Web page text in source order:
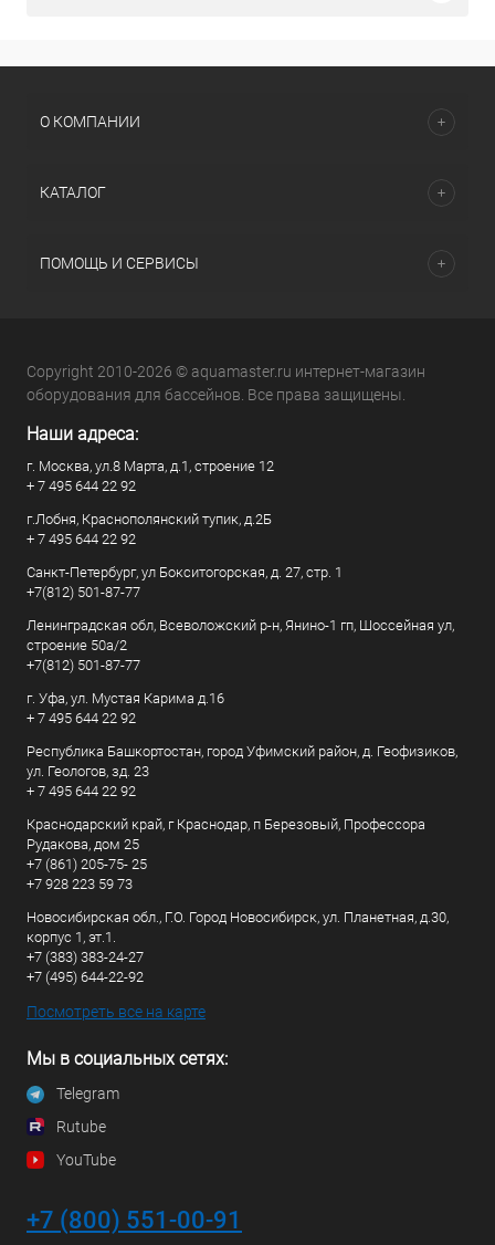
О КОМПАНИИ
КАТАЛОГ
ПОМОЩЬ И СЕРВИСЫ
Copyright 2010-2026 © aquamaster.ru интернет-магазин
оборудования для бассейнов. Все права защищены.
Наши адреса:
г. Москва, ул.8 Марта, д.1, строение 12
+ 7 495 644 22 92
г.Лобня, Краснополянский тупик, д.2Б
+ 7 495 644 22 92
Санкт-Петербург, ул Бокситогорская, д. 27, стр. 1
+7(812) 501-87-77
Ленинградская обл, Всеволожский р-н, Янино-1 гп, Шоссейная ул,
строение 50а/2
+7(812) 501-87-77
г. Уфа, ул. Мустая Карима д.16
+ 7 495 644 22 92
Республика Башкортостан, город Уфимский район, д. Геофизиков,
ул. Геологов, зд. 23
+ 7 495 644 22 92
Краснодарский край, г Краснодар, п Березовый, Профессора
Рудакова, дом 25
+7 (861) 205-75- 25
+7 928 223 59 73
Новосибирская обл., Г.О. Город Новосибирск, ул. Планетная, д.30,
корпус 1, эт.1.
+7 (383) 383-24-27
+7 (495) 644-22-92
Посмотреть все на карте
Мы в социальных сетях:
Telegram
Rutube
YouTube
+7 (800) 551-00-91